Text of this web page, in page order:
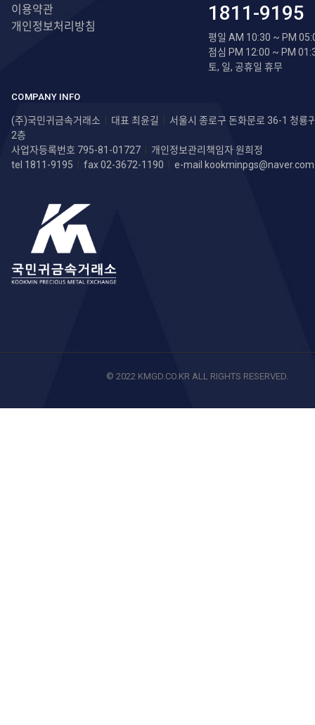
이용약관
개인정보처리방침
1811-9195
평일 AM 10:30 ~ PM
점심 PM 12:00 ~ PM
토, 일, 공휴일 휴무
COMPANY INFO
(주)국민귀금속거래소 | 대표 최윤길 | 서울시 종로구 돈화문로 36-1 청룡
2층
사업자등록번호 795-81-01727 | 개인정보관리책임자 원희정
tel 1811-9195 | fax 02-3672-1190 | e-mail kookminpgs@naver.com
© 2022 KMGD.CO.KR ALL RIGHTS RESERVED.